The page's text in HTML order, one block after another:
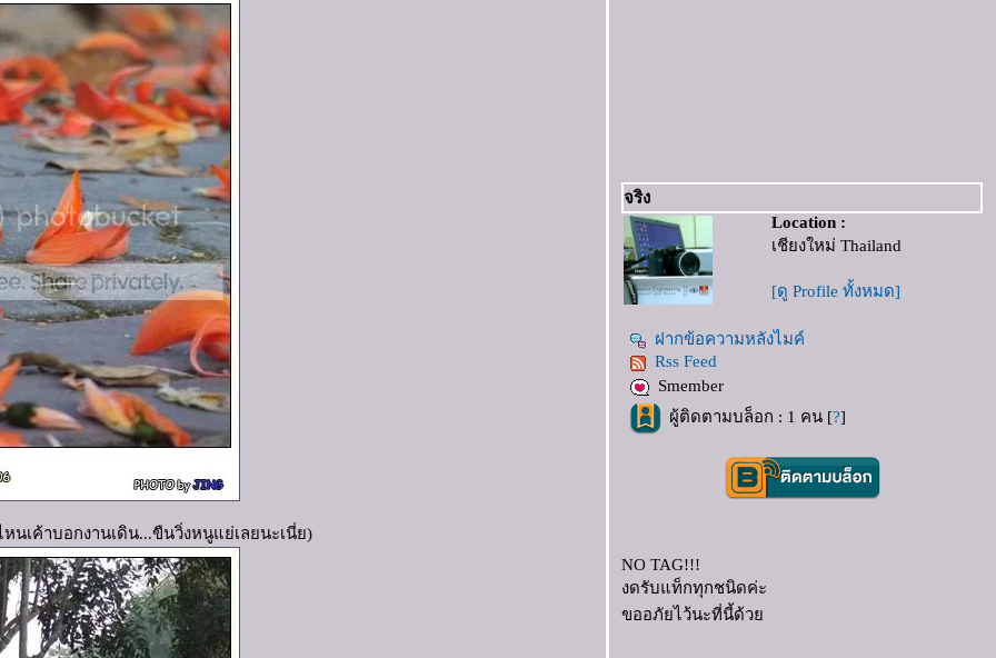
หนเค้าบอกงานเดิน...ขืนวิ่งหนูแย่เลยนะเนี่ย)
จริง
Location :
เชียงใหม่ Thailand
[ดู Profile ทั้งหมด]
ฝากข้อความหลังไมค์
Rss Feed
Smember
ผู้ติดตามบล็อก : 1 คน [?]
NO TAG!!!
งดรับแท็กทุกชนิดค่ะ
ขออภัยไว้นะที่นี้ด้ว